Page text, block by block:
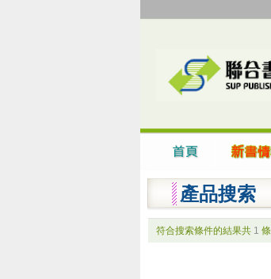
產品搜索
符合搜索條件的結果共 1 條